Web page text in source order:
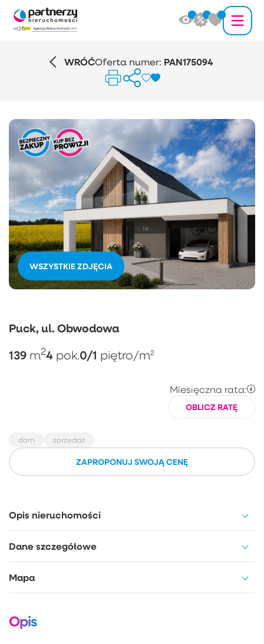
WRÓĆOferta numer: PAN175094
WSZYSTKIE ZDJĘCIA
Puck, ul. Obwodowa
139 m24 pok.0/1 piętro/m²
Miesięczna rata:
OBLICZ RATĘ
dom sprzedaż
ZAPROPONUJ SWOJĄ CENĘ
Opis nieruchomości
Dane szczegółowe
Mapa
Opis